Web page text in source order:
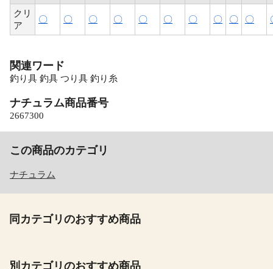
クリ
ア
〇 〇 〇 〇 〇 〇 〇 〇 〇 〇
関連ワード
釣り具 釣具 つり具 釣り糸
ナチュラム商品番号
2667300
この商品のカテゴリ
ナチュラム
同カテゴリのおすすめ商品
別カテゴリのおすすめ商品